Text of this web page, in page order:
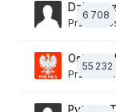
6 708
Dzisiaj
Przez
55 232
Ostatnia
Przez